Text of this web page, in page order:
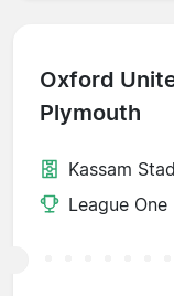
Oxford
Plymouth
Kassam
League One